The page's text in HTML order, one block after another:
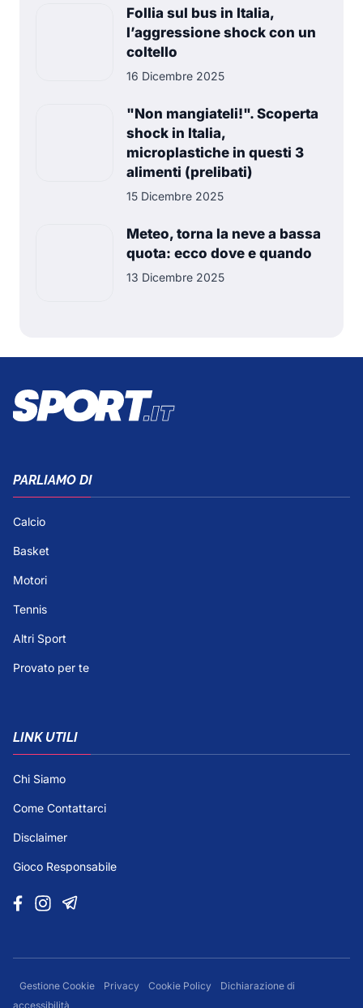
Follia sul bus in Italia,
l’aggressione shock con un
coltello
16 Dicembre 2025
"Non mangiateli!". Scoperta
shock in Italia,
microplastiche in questi 3
alimenti (prelibati)
15 Dicembre 2025
Meteo, torna la neve a bassa
quota: ecco dove e quando
13 Dicembre 2025
PARLIAMO DI
Calcio
Basket
Motori
Tennis
Altri Sport
Provato per te
LINK UTILI
Chi Siamo
Come Contattarci
Disclaimer
Gioco Responsabile
Gestione Cookie Privacy Cookie Policy
Dichiarazione di
accessibilità